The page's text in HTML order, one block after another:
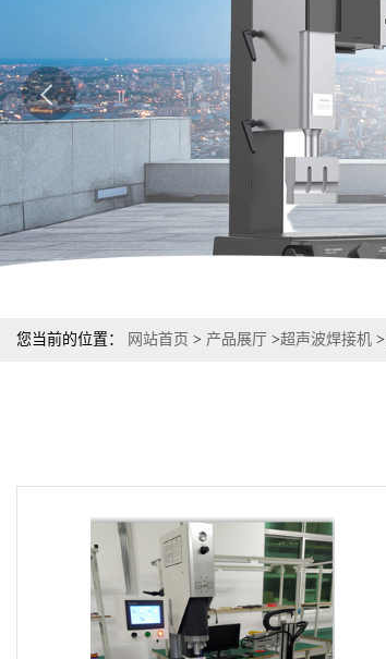
您当前的位置： 网站首页 > 产品展厅 >超声波焊接机 >